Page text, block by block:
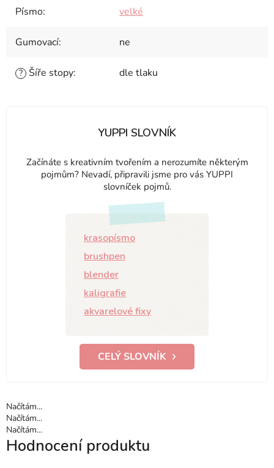
Písmo: velké
Gumovací: ne
? Šíře stopy: dle tlaku
YUPPI SLOVNÍK
Začínáte s kreativním tvořením a nerozumíte některým
pojmům? Nevadí, připravili jsme pro vás YUPPI
slovníček pojmů.
krasopísmo
brushpen
blender
kaligrafie
akvarelové fixy
CELÝ SLOVNÍK
Načítám...
Načítám...
Načítám...
Hodnocení produktu